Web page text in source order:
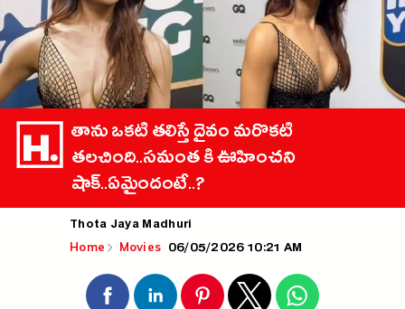
తాను ఒకటి తలిస్తే దైవం మరొకటి
తలచింది..సమంత కి ఊహించని
షాక్..ఏమైందంటే..?
Thota Jaya Madhuri
Home Movies 06/05/2026 10:21 AM